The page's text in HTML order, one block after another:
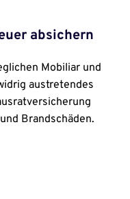
absichern
Mobiliar und
austretendes
Brandschäden.